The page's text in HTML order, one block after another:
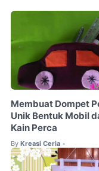
Membuat Dompet
Unik Bentuk Mobil
Kain Perca
By Kreasi Ceria •